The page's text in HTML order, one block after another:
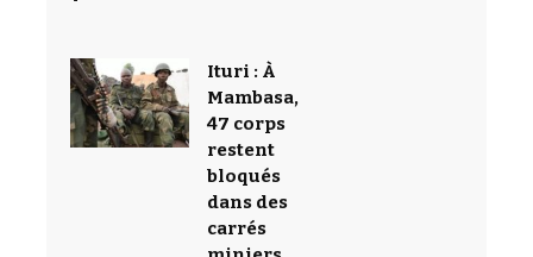
Ituri : À
Mambasa,
47 corps
restent
bloqués
dans des
carrés